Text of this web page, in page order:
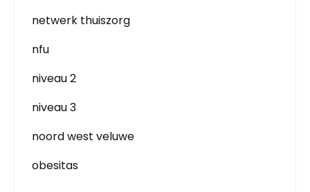
netwerk thuiszorg
nfu
niveau 2
niveau 3
noord west veluwe
obesitas